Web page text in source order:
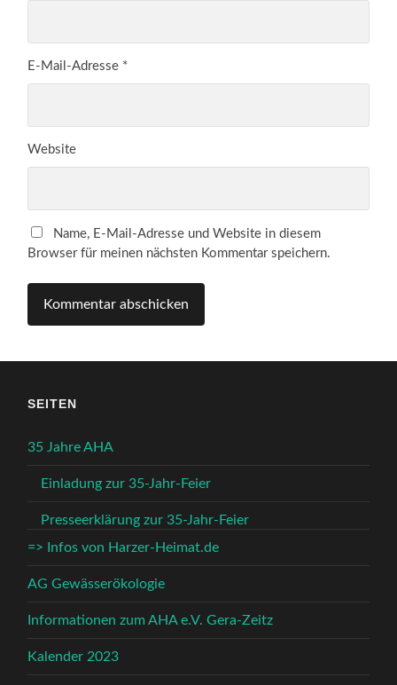
E-Mail-Adresse *
Website
Name, E-Mail-Adresse und Website in diesem
Browser für meinen nächsten Kommentar speichern.
SEITEN
35 Jahre AHA
Einladung zur 35-Jahr-Feier
Presseerklärung zur 35-Jahr-Feier
=> Infos von Harzer-Heimat.de
AG Gewässerökologie
Informationen zum AHA e.V. Gera-Zeitz
Kalender 2023